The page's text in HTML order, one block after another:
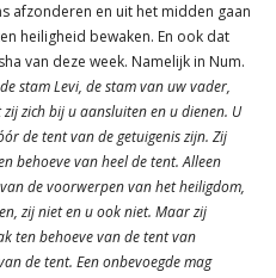
afzonderen en uit het midden gaan
heiligheid bewaken. En ook dat
van deze week. Namelijk in Num.
stam Levi, de stam van uw vader,
zich bij u aansluiten en u dienen. U
de tent van de getuigenis zijn. Zij
behoeve van heel de tent. Alleen
de voorwerpen van het heiligdom,
zij niet en u ook niet. Maar zij
ten behoeve van de tent van
de tent. Een onbevoegde mag